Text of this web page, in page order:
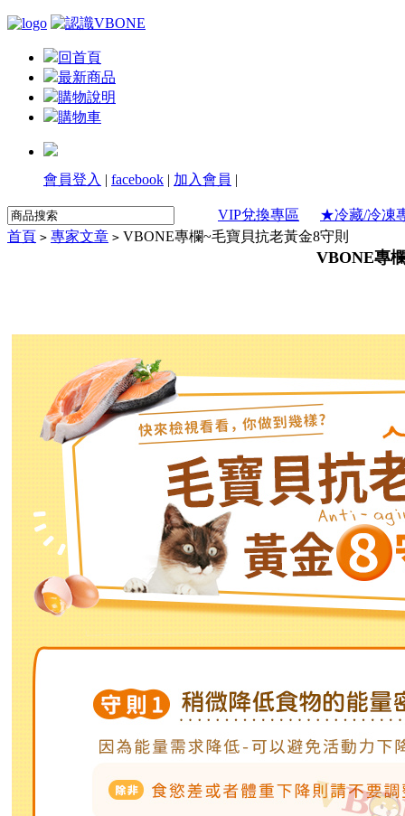
回首頁
最新商品
購物說明
購物車
會員登入 | facebook | 加入會員 |
VIP兌換專區
★冷藏/冷凍
首頁 > 專家文章 > VBONE專欄~毛寶貝抗老黃金8守則
VBONE專